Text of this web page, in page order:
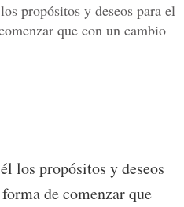
propósitos y deseos para el
que con un cambio
los propósitos y deseos
de comenzar que